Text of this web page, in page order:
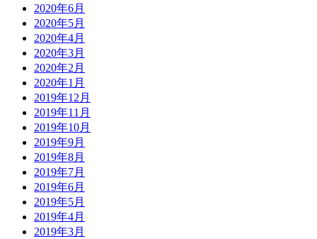
2020年6月
2020年5月
2020年4月
2020年3月
2020年2月
2020年1月
2019年12月
2019年11月
2019年10月
2019年9月
2019年8月
2019年7月
2019年6月
2019年5月
2019年4月
2019年3月